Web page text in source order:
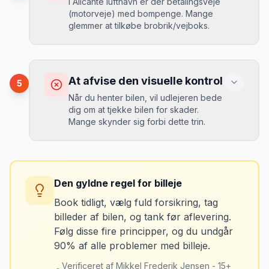
MJ
“En lille bule i døren kostede mig 8.000
kr. i selvrisiko. Siden har jeg altid
Løsning
(motorveje) med bompenge. Mange
glemmer at tilkøbe brobrik/vejboks.
Du risikerer at køre forkert for at undgå
bomveje, eller at betale med kontanter
ved hver bom (langsommere og dyrere).
uge og sparer tid og besvær.
5 At afvise den visuelle kontrol
Når du henter bilen, vil udlejeren bede
dig om at tjekke bilen for skader.
Mange skynder sig forbi dette trin.
var der før du fik bilen.
Tag billeder af ALLE ridser, buler og
skader - selv de mindste. Tag også
billeder af kilometerstanden og
Den gyldne regel for billeje
Book tidligt, vælg fuld forsikring, tag
billeder af bilen, og tank før aflevering.
Følg disse fire principper, og du undgår
90% af alle problemer med billeje.
Verificeret af Mikkel Frederik Jensen - 15+